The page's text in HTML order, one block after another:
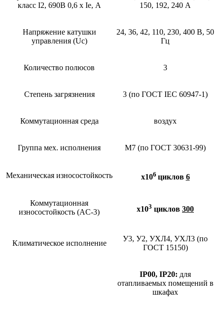
класс I2, 690В 0,6 х Ie, А
150, 192, 240 А
Напряжение катушки
управления (Uc)
24, 36, 42, 110, 230, 400 В, 50
Гц
Количество полюсов 3
Степень загрязнения 3 (по ГОСТ IEC 60947-1)
Коммутационная среда воздух
Группа мех. исполнения М7 (по ГОСТ 30631-99)
Механическая износостойкость х106 циклов 6
Коммутационная
износостойкость (AC-3)
х103 циклов 300
Климатическое исполнение
У3, У2, УХЛ4, УХЛ3 (по
ГОСТ 15150)
IP00, IP20: для
отапливаемых помещений в
шкафах